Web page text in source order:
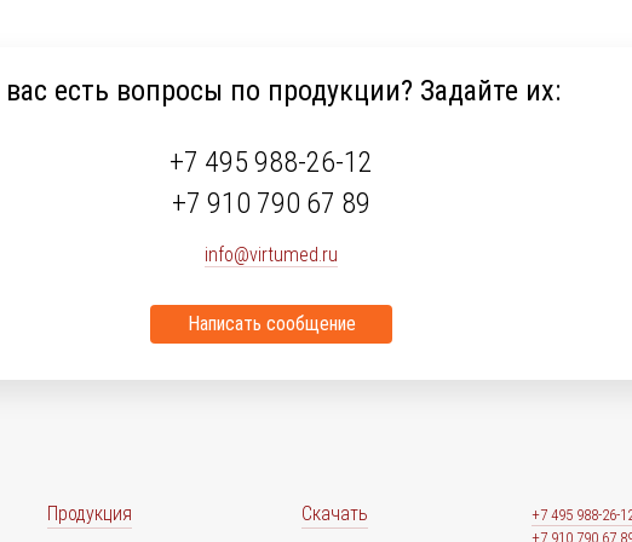
есть вопросы по продукции? Задайте их:
+7 495 988-26-12
+7 910 790 67 89
info@virtumed.ru
Написать сообщение
Продукция
Скачать
+7 495 988-26-
+7 910 790 67